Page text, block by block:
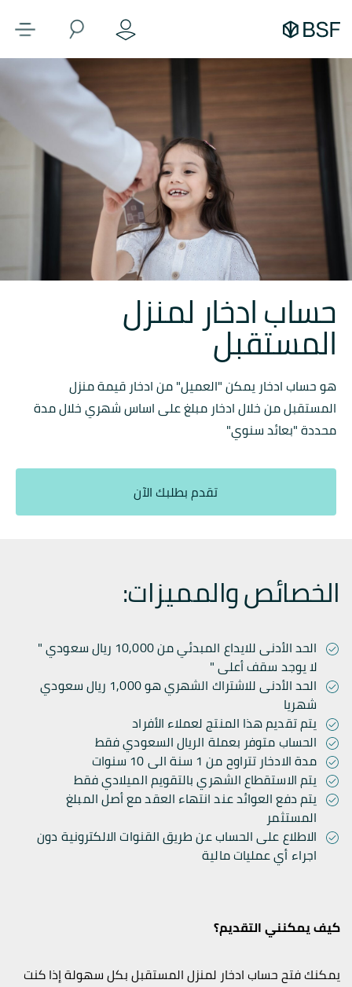
حساب ادخار لمنزل
المستقبل
هو حساب ادخار يمكن "العميل" من ادخار قيمة منزل
المستقبل من خلال ادخار مبلغ على اساس شهري خلال مدة
محددة "بعائد سنوي"
تقدم بطلبك الآن
الخصائص والمميزات:
الحد الأدنى للايداع المبدئي من 10,000 ريال سعودي "
لا يوجد سقف أعلى "
الحد الأدنى للاشتراك الشهري هو 1,000 ريال سعودي
شهريا
يتم تقديم هذا المنتج لعملاء الأفراد
الحساب متوفر بعملة الريال السعودي فقط
مدة الادخار تتراوح من 1 سنة الى 10 سنوات
يتم الاستقطاع الشهري بالتقويم الميلادي فقط
يتم دفع العوائد عند انتهاء العقد مع أصل المبلغ
المستثمر
الاطلاع على الحساب عن طريق القنوات الالكترونية دون
اجراء أي عمليات مالية
كيف يمكنني التقديم؟
يمكنك فتح حساب ادخار لمنزل المستقبلبكل سهولة إذا كنت